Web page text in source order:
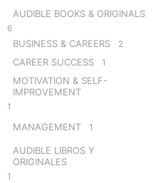
AUDIBLE BOOKS & ORIGINALS
6
BUSINESS & CAREERS 2
CAREER SUCCESS 1
MOTIVATION & SELF-
IMPROVEMENT
1
MANAGEMENT 1
AUDIBLE LIBROS Y
ORIGINALES
1